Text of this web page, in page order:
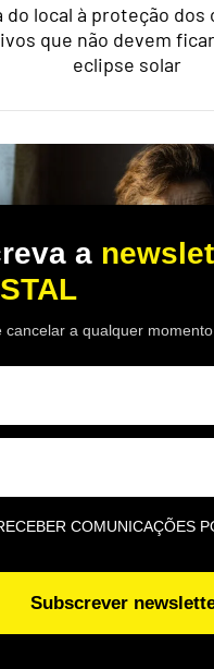
do local à proteção dos
que não devem
eclipse solar
tempo
reformada
salário com
1.100€
a
cancelar a qualquer momento
COMUNICAÇÕES
Subscrever